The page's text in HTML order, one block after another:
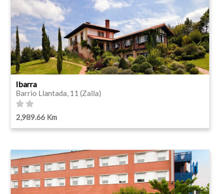
Ibarra
Barrio Llantada, 11 (Zalla)
2,989.66 Km